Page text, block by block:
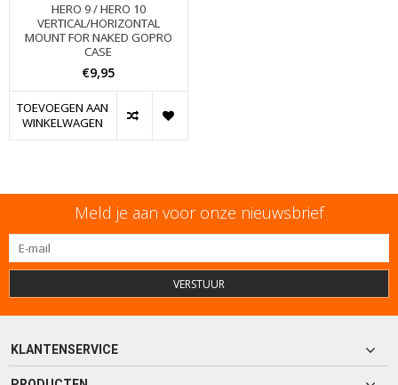
HERO 9 / HERO 10
VERTICAL/HORIZONTAL
MOUNT FOR NAKED GOPRO
CASE
€9,95
TOEVOEGEN AAN
WINKELWAGEN
Meld je aan voor onze nieuwsbrief
VERSTUUR
KLANTENSERVICE